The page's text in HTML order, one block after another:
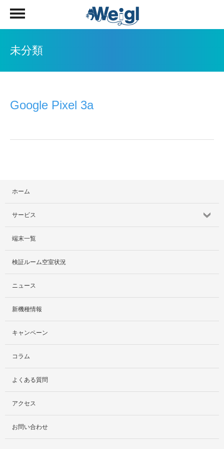
未分類
Google Pixel 3a
ホーム
サービス
サービス紹介
社外貸出プラン
検証ルーム
料金プラン
レンタルルームプラン
お手軽検証パック
端末一覧
検証ルーム空室状況
ニュース
新機種情報
キャンペーン
コラム
よくある質問
アクセス
お問い合わせ